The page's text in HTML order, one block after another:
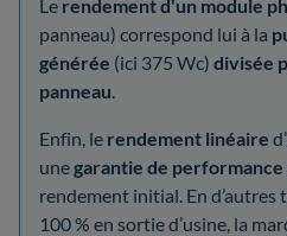
Le rendement d'un module
panneau) correspond lui à la
générée (ici 375 Wc) divisée
panneau
Enfin, le rendement linéaire
unegarantie de performance
rendement initial. En d’autres
100 % en sortie d’usine, la